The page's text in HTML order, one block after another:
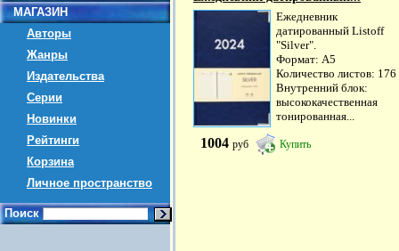
МАГАЗИН
Авторы
Жанры
Издательства
Серии
Новинки
Рейтинги
Корзина
Личное пространство
Поиск
Ежедневник
датированный Listoff
"Silver".
Формат: А5
Количество листов: 176
Внутренний блок:
высококачественная
тонированная...
1004 руб Купить